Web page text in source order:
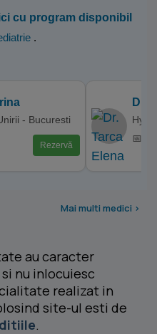
cu program disponibil
.
- Bucuresti
Rezervă
Dr.
📅
Mai multi medici >
au caracter
nu inlocuiesc
realizat in
site-ul esti de
.